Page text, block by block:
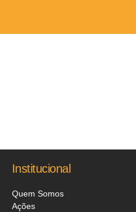
Institucional
Quem Somos
Ações